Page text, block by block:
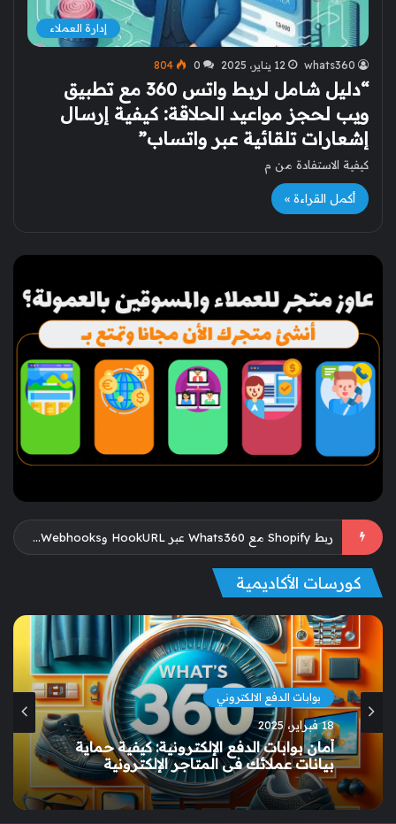
إدارة العملاء
whats360 12 يناير، 2025 0
804
“دليل شامل لربط واتس 360 مع تطبيق
ويب لحجز مواعيد الحلاقة: كيفية إرسال
إشعارات تلقائية عبر واتساب”
كيفية الاستفادة من م
أكمل القراءة »
أفضل شات بوت واتساب بالذكاء الاصطناعي: الفرق بين AI Bot وBot Persona وكيف تختار المناسب لعملك
كورسات الأكاديمية
بوابات الدفع الالكتروني
18 فبراير، 2025
أمان بوابات الدفع الإلكترونية: كيفية حماية
بيانات عملائك في المتاجر الإلكترونية